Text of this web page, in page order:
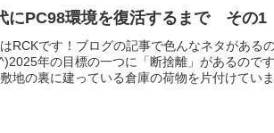
にPC98環境を復活するまで その1
RCKです！ブログの記事で色んなネタがある
年の目標の一つに「断捨離」があるので
地の裏に建っている倉庫の荷物を片付けていま